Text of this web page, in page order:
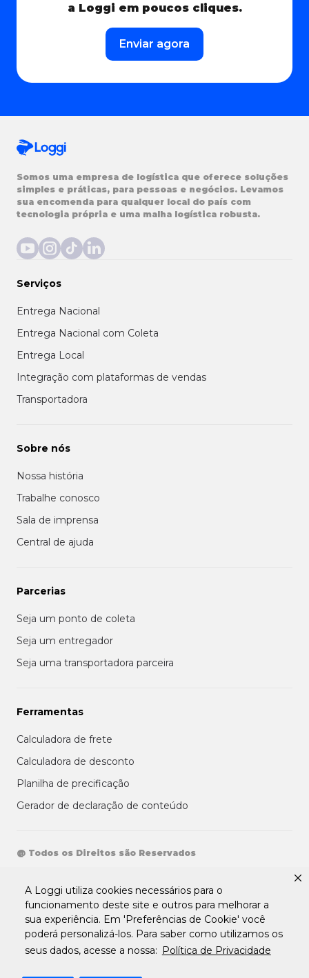
A Loggi utiliza cookies necessários para o
funcionamento deste site e outros para melhorar a
sua experiência. Em 'Preferências de Cookie' você
poderá personalizá-los. Para saber como utilizamos os
seus dados, acesse a nossa: Política de Privacidade
a Loggi em poucos cliques.
Enviar agora
Somos uma empresa de logística que oferece soluções
simples e práticas, para pessoas e negócios. Levamos
sua encomenda para qualquer local do país com
tecnologia própria e uma malha logística robusta.
Serviços
Entrega Nacional
Entrega Nacional com Coleta
Entrega Local
Integração com plataformas de vendas
Transportadora
Sobre nós
Nossa história
Trabalhe conosco
Sala de imprensa
Central de ajuda
Parcerias
Seja um ponto de coleta
Seja um entregador
Seja uma transportadora parceira
Ferramentas
Calculadora de frete
Calculadora de desconto
Planilha de precificação
Gerador de declaração de conteúdo
@ Todos os Direitos são Reservados
Aviso de privacidade aos clientes
Termos de uso para entregadores
Termos e condições de uso da plataforma
transportadora Loggi
Termos e Condições de Uso de Clientes
Tratamento de Dados pessoais Para Fornecedores